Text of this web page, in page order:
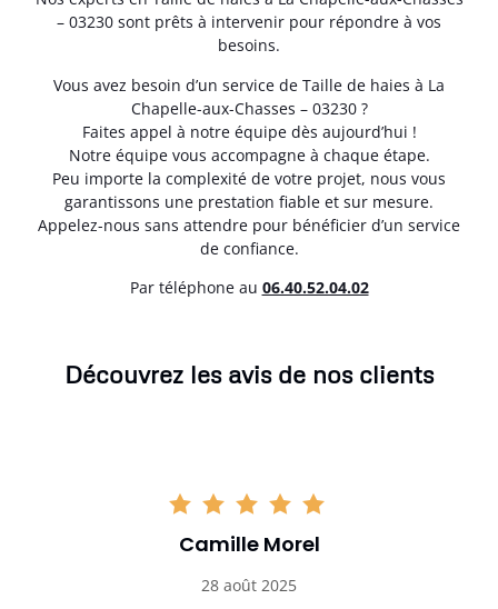
– 03230 sont prêts à intervenir pour répondre à vos
besoins.
Vous avez besoin d’un service de Taille de haies à La
Chapelle-aux-Chasses – 03230 ?
Faites appel à notre équipe dès aujourd’hui !
Notre équipe vous accompagne à chaque étape.
Peu importe la complexité de votre projet, nous vous
garantissons une prestation fiable et sur mesure.
Appelez-nous sans attendre pour bénéficier d’un service
de confiance.
Par téléphone au 06.40.52.04.02
Découvrez les avis de nos clients
Camille Morel
28 août 2025